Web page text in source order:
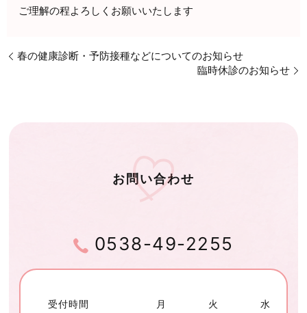
ご理解の程よろしくお願いいたします
春の健康診断・予防接種などについてのお知らせ
臨時休診のお知らせ
お問い合わせ
0538-49-2255
受付時間 月 火 水